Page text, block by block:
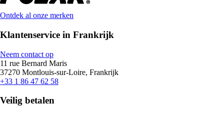
Ontdek al onze merken
Klantenservice in Frankrijk
Neem contact op
11 rue Bernard Maris
37270 Montlouis-sur-Loire, Frankrijk
+33 1 86 47 62 58
Veilig betalen